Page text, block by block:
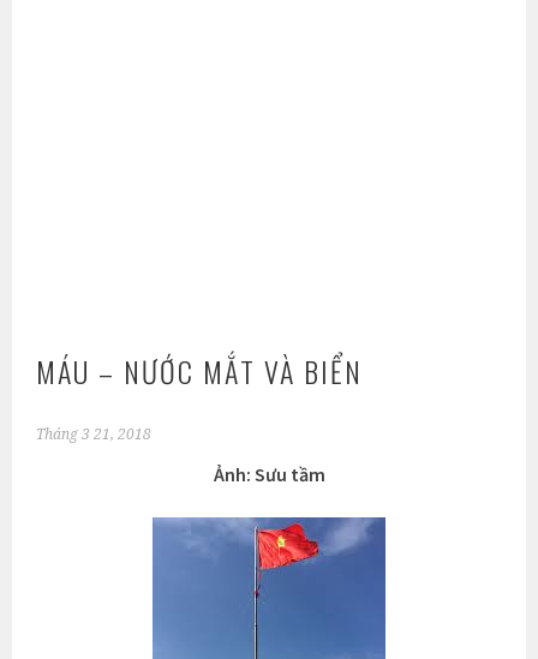
MÁU – NƯỚC MẮT VÀ BIỂN
Tháng 3 21, 2018
Ảnh: Sưu tầm